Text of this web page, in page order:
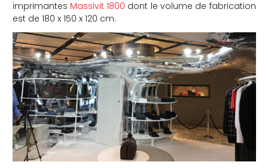
imprimantes Massivit 1800 dont le volume de fabrication
est de 180 x 150 x 120 cm.